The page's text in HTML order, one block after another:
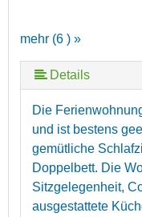
mehr (6 ) »
mehr (6 ) »
mehr (6 ) »
Details
Die
und ist bestens
gemütliche
Doppelbett. Die
Sitzgelegenheit,
ausgestattete